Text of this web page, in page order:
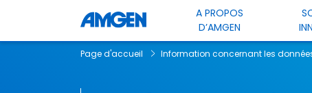
A PROPOS
D’AMGEN
Page d'accueil Information concernant les